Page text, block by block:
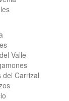
Valle
del Carrizal